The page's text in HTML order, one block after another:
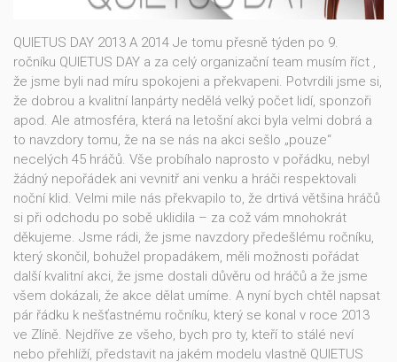
QUIETUS DAY 2013 A 2014 Je tomu přesně týden po 9.
ročníku QUIETUS DAY a za celý organizační team musím říct ,
že jsme byli nad míru spokojeni a překvapeni. Potvrdili jsme si,
že dobrou a kvalitní lanpárty nedělá velký počet lidí, sponzoři
apod. Ale atmosféra, která na letošní akci byla velmi dobrá a
to navzdory tomu, že na se nás na akci sešlo „pouze“
necelých 45 hráčů. Vše probíhalo naprosto v pořádku, nebyl
žádný nepořádek ani vevnitř ani venku a hráči respektovali
noční klid. Velmi mile nás překvapilo to, že drtivá většina hráčů
si při odchodu po sobě uklidila – za což vám mnohokrát
děkujeme. Jsme rádi, že jsme navzdory předešlému ročníku,
který skončil, bohužel propadákem, měli možnosti pořádat
další kvalitní akci, že jsme dostali důvěru od hráčů a že jsme
všem dokázali, že akce dělat umíme. A nyní bych chtěl napsat
pár řádku k nešťastnému ročníku, který se konal v roce 2013
ve Zlíně. Nejdříve ze všeho, bych pro ty, kteří to stálé neví
nebo přehlíží, představit na jakém modelu vlastně QUIETUS